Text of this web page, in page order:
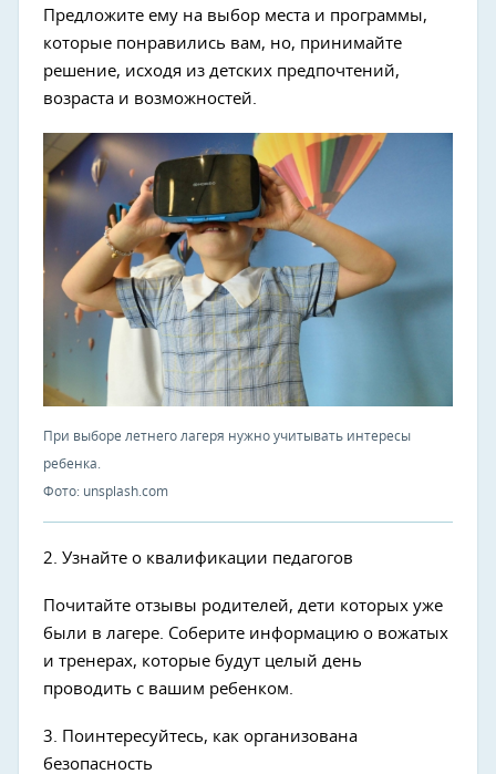
Предложите ему на выбор места и программы,
которые понравились вам, но, принимайте
решение, исходя из детских предпочтений,
возраста и возможностей.
При выборе летнего лагеря нужно учитывать интересы
ребенка.
Фото: unsplash.com
2. Узнайте о квалификации педагогов
Почитайте отзывы родителей, дети которых уже
были в лагере. Соберите информацию о вожатых
и тренерах, которые будут целый день
проводить с вашим ребенком.
3. Поинтересуйтесь, как организована
безопасность